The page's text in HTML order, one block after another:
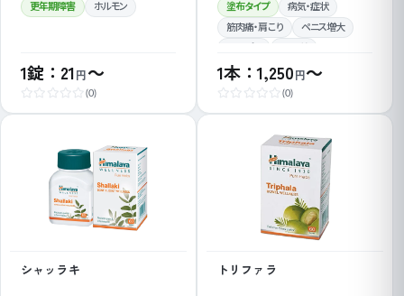
更年期障害 ホルモン
1錠：21円～
(0)
塗布タイプ 病気・症状
筋肉痛・肩こり ペニス増大
1本：1,250円～
(0)
シャッラキ トリファラ